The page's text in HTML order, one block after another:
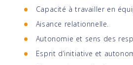
Capacité à travailler en
Aisance relationnelle.
Autonomie et sens des
Esprit d’initiative et